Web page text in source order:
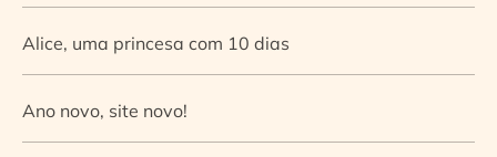
Alice, uma princesa com 10 dias
Ano novo, site novo!